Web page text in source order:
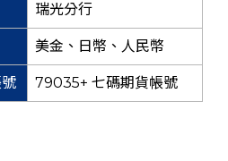
瑞光分行
美金、日幣、人民幣
79035+ 七碼期貨帳號